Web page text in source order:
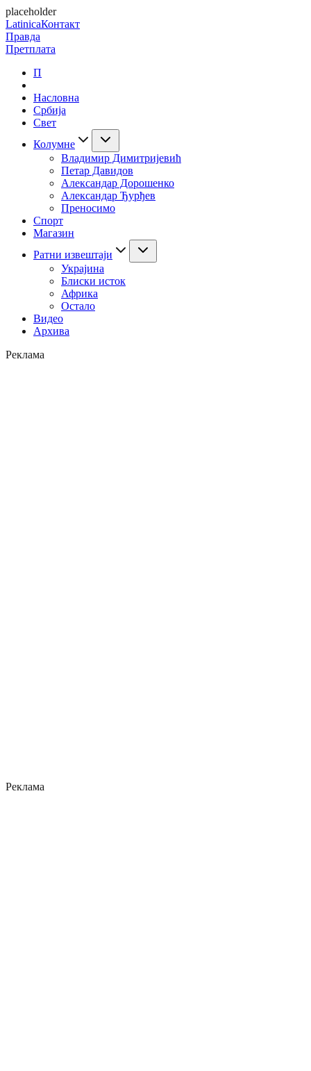
placeholder
LatinicaКонтакт
Правда
Претплата
П
Насловна
Србија
Свет
Колумне
Владимир Димитријевић
Петар Давидов
Александар Дорошенко
Александар Ђурђев
Преносимо
Спорт
Магазин
Ратни извештаји
Украјина
Блиски исток
Африка
Остало
Видео
Архива
Реклама
Реклама